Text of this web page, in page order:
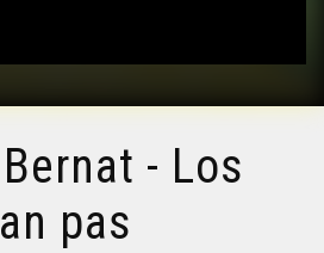
- Los
pas